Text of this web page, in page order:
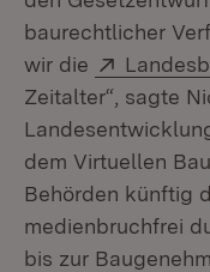
baurechtlicher
wir die
Extern:
Zeitalter“, sagte
dem Virtuellen
Behörden künftig
medienbruchfrei
bis zur